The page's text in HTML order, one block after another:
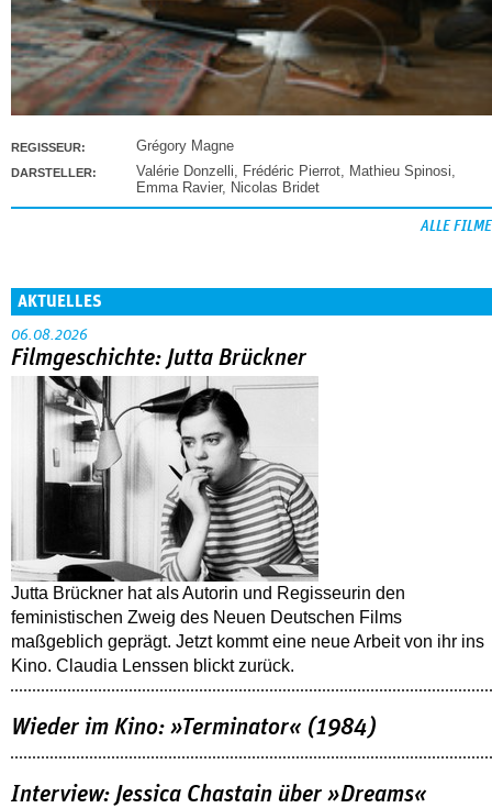
REGISSEUR: Grégory Magne
DARSTELLER: Valérie Donzelli, Frédéric Pierrot, Mathieu Spinosi,
Emma Ravier, Nicolas Bridet
ALLE FILME
AKTUELLES
06.08.2026
Filmgeschichte: Jutta Brückner
Jutta Brückner hat als Autorin und Regisseurin den
feministischen Zweig des Neuen Deutschen Films
maßgeblich geprägt. Jetzt kommt eine neue Arbeit von ihr ins
Kino. Claudia Lenssen blickt zurück.
Wieder im Kino: »Terminator« (1984)
Interview: Jessica Chastain über »Dreams«